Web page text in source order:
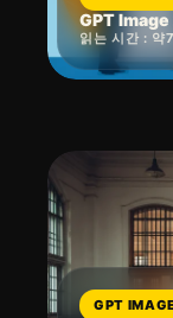
GPT Image
읽는 시간 : 약7
GPT